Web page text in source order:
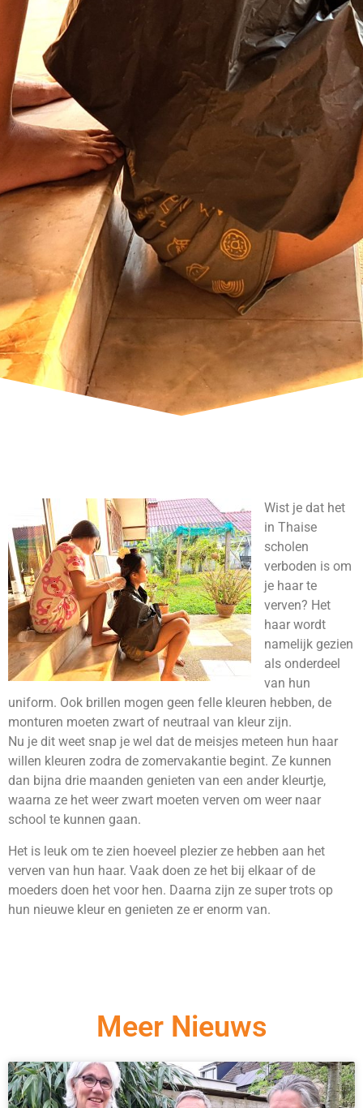
Wist je dat het
in Thaise
scholen
verboden is om
je haar te
verven? Het
haar wordt
namelijk gezien
als onderdeel
van hun
uniform. Ook brillen mogen geen felle kleuren hebben, de
monturen moeten zwart of neutraal van kleur zijn.
Nu je dit weet snap je wel dat de meisjes meteen hun haar
willen kleuren zodra de zomervakantie begint. Ze kunnen
dan bijna drie maanden genieten van een ander kleurtje,
waarna ze het weer zwart moeten verven om weer naar
school te kunnen gaan.
Het is leuk om te zien hoeveel plezier ze hebben aan het
verven van hun haar. Vaak doen ze het bij elkaar of de
moeders doen het voor hen. Daarna zijn ze super trots op
hun nieuwe kleur en genieten ze er enorm van.
Meer Nieuws